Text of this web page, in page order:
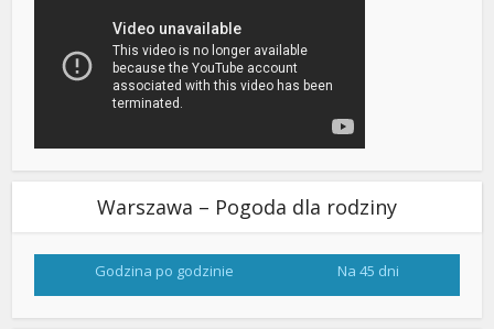
Warszawa – Pogoda dla rodziny
Godzina po godzinie Na 45 dni